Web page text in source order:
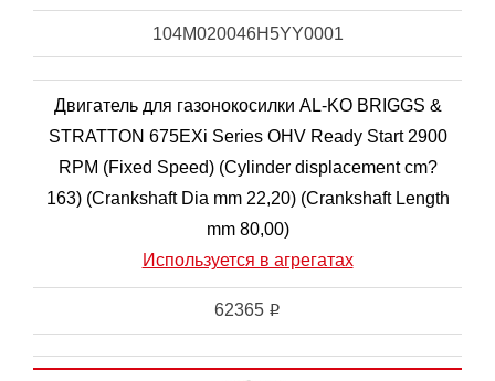
104M020046H5YY0001
Двигатель для газонокосилки AL-KO BRIGGS &
STRATTON 675EXi Series OHV Ready Start 2900
RPM (Fixed Speed) (Cylinder displacement cm?
163) (Crankshaft Dia mm 22,20) (Crankshaft Length
mm 80,00)
Используется в агрегатах
62365 i